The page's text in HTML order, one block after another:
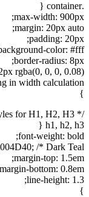
.container {
max-width: 900px;
margin: 20px auto;
padding: 20px;
color: #fff;
border-radius: 8px;
rgba(0, 0, 0, 0.08);
in width calculation */
}
/* Heading Styles for H1, H2, H3 */
h1, h2, h3 {
font-weight: bold;
/* Dark Teal */
margin-top: 1.5em;
margin-bottom: 0.8em;
line-height: 1.3;
}